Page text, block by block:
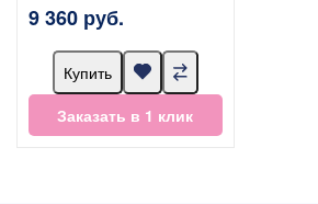
9 360 руб.
Купить
Заказать в 1 клик